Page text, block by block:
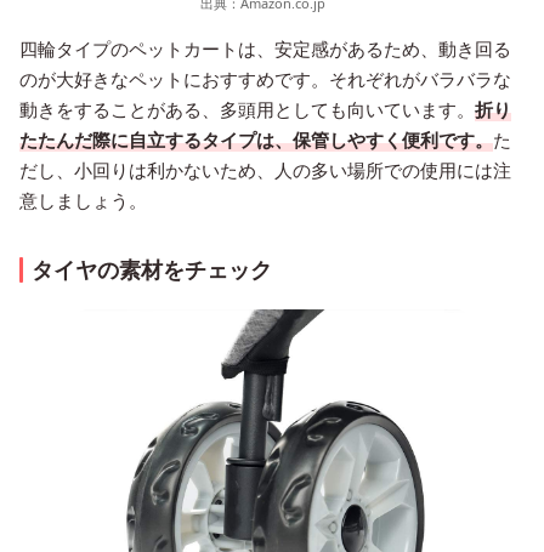
四輪タイプのペットカートは、安定感があるため、動き回る
のが大好きなペットにおすすめです。それぞれがバラバラな
動きをすることがある、多頭用としても向いています。 折り
たたんだ際に自立するタイプは、保管しやすく便利です。た
だし、小回りは利かないため、人の多い場所での使用には注
意しましょう。
タイヤの素材をチェック